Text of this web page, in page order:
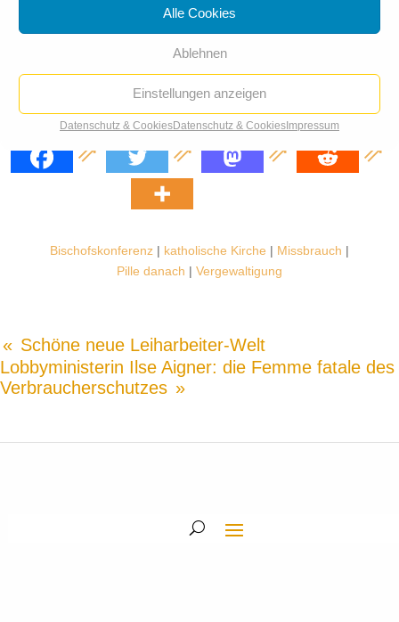
Alle Cookies
Ablehnen
Einstellungen anzeigen
Datenschutz & CookiesDatenschutz & CookiesImpressum
Bischofskonferenz| katholische Kirche | Missbrauch |
Pille danach | Vergewaltigung
Schöne neue Leiharbeiter-Welt
Lobbyministerin Ilse Aigner: die Femme fatale des
Verbraucherschutzes